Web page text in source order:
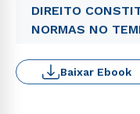
DIREITO
NORMAS NO
Baixar Ebook